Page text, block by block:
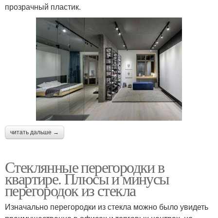
прозрачный пластик.
читать дальше →
Стеклянные перегородки в
квартире. Плюсы и минусы
перегородок из стекла
Изначально перегородки из стекла можно было увидеть